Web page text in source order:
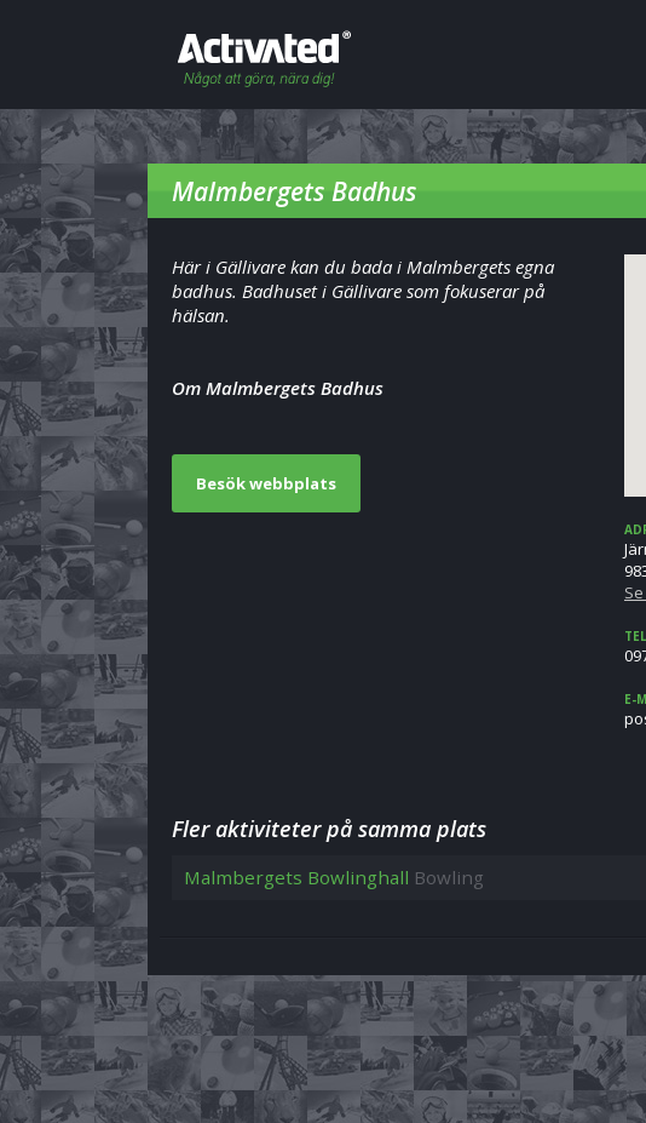
Malmbergets Badhus
Här i Gällivare kan du bada i Malmbergets egna
badhus. Badhuset i Gällivare som fokuserar på
hälsan.
Om Malmbergets Badhus
Besök webbplats
E-
Fler aktiviteter på samma plats
Malmbergets Bowlinghall Bowling